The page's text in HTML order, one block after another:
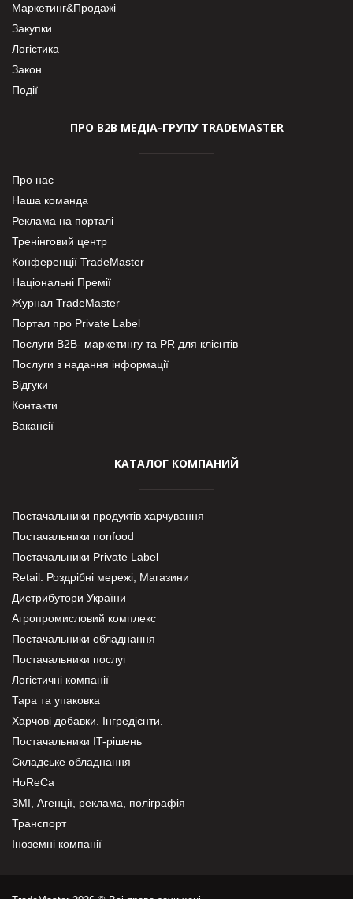
Маркетинг&Продажі
Закупки
Логістика
Закон
Події
ПРО В2В МЕДІА-ГРУПУ TRADEMASTER
Про нас
Наша команда
Реклама на порталі
Тренінговий центр
Конференції TradeMaster
Національні Премії
Журнал TradeMaster
Портал про Private Label
Послуги В2В- маркетингу та PR для клієнтів
Послуги з надання інформації
Відгуки
Контакти
Вакансії
КАТАЛОГ КОМПАНИЙ
Постачальники продуктів харчування
Постачальники nonfood
Постачальники Private Label
Retail. Роздрібні мережі, Магазини
Дистрибутори України
Агропромисловий комплекс
Постачальники обладнання
Постачальники послуг
Логістичні компанії
Тара та упаковка
Харчові добавки. Інгредієнти.
Постачальники IT-рішень
Складське обладнання
HoReCa
ЗМІ, Агенції, реклама, поліграфія
Транспорт
Іноземні компанії